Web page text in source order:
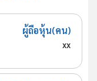
ผู้ถือหุ้น(คน)
xx